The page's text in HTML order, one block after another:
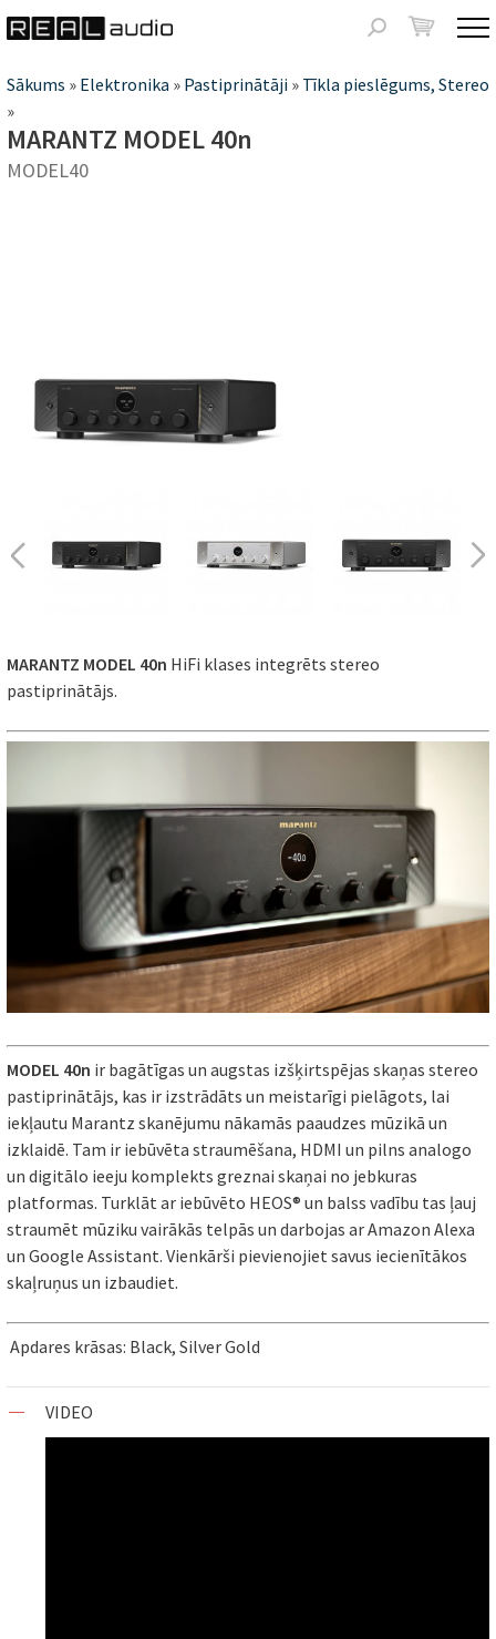
Meklēšanas
forma
Jūs
atrodaties
šeit
Sākums » Elektronika » Pastiprinātāji » Tīkla pieslēgums, Stereo
»
MARANTZ MODEL 40n
MODEL40
MARANTZ MODEL 40n HiFi klases integrēts stereo
pastiprinātājs.
MODEL 40n ir bagātīgas un augstas izšķirtspējas skaņas stereo
pastiprinātājs, kas ir izstrādāts un meistarīgi pielāgots, lai
iekļautu Marantz skanējumu nākamās paaudzes mūzikā un
izklaidē. Tam ir iebūvēta straumēšana, HDMI un pilns analogo
un digitālo ieeju komplekts greznai skaņai no jebkuras
platformas. Turklāt ar iebūvēto HEOS® un balss vadību tas ļauj
straumēt mūziku vairākās telpās un darbojas ar Amazon Alexa
un Google Assistant. Vienkārši pievienojiet savus iecienītākos
skaļruņus un izbaudiet.
Apdares krāsas: Black, Silver Gold
VIDEO